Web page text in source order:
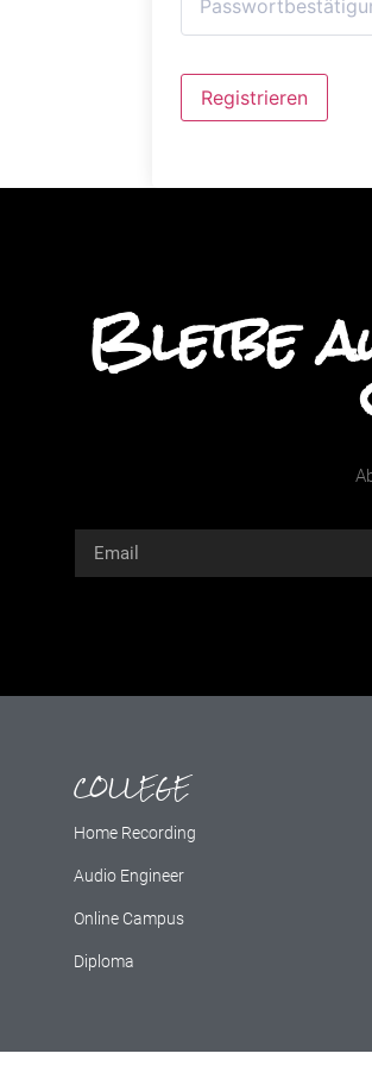
Alternative:
Registrieren
Bleibe
COLLEGE
Home Recording
Audio Engineer
Online Campus
Diploma